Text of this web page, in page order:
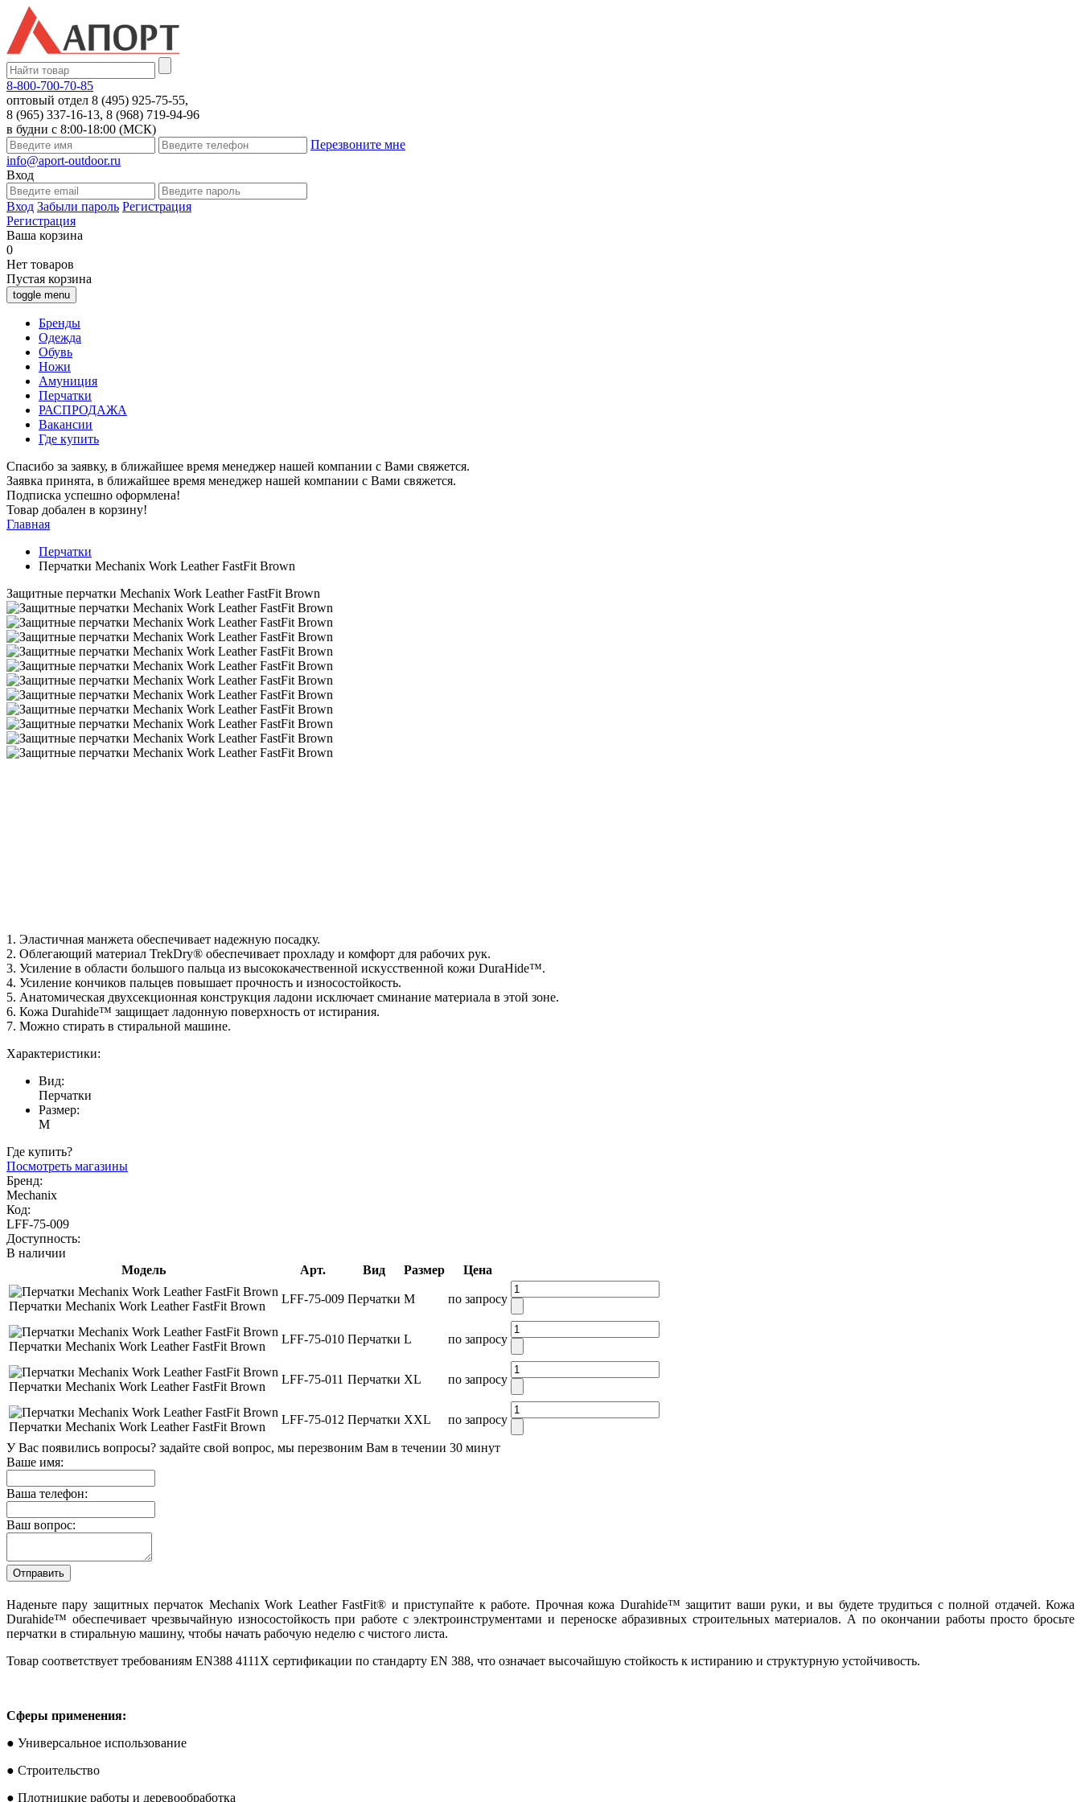
8-800-700-70-85
оптовый отдел 8 (495) 925-75-55,
8 (965) 337-16-13, 8 (968) 719-94-96
в будни с 8:00-18:00 (МСК)
Перезвоните мне
info@aport-outdoor.ru
Вход
Вход Забыли пароль Регистрация
Регистрация
Ваша корзина
0
Нет товаров
Пустая корзина
toggle menu
Бренды
Одежда
Обувь
Ножи
Амуниция
Перчатки
РАСПРОДАЖА
Вакансии
Где купить
Спасибо за заявку, в ближайшее время менеджер нашей компании с Вами свяжется.
Заявка принята, в ближайшее время менеджер нашей компании с Вами свяжется.
Подписка успешно оформлена!
Товар добален в корзину!
Главная
Перчатки
Перчатки Mechanix Work Leather FastFit Brown
Защитные перчатки Mechanix Work Leather FastFit Brown
1. Эластичная манжета обеспечивает надежную посадку.
2. Облегающий материал TrekDry® обеспечивает прохладу и комфорт для рабочих рук.
3. Усиление в области большого пальца из высококачественной искусственной кожи DuraHide™.
4. Усиление кончиков пальцев повышает прочность и износостойкость.
5. Анатомическая двухсекционная конструкция ладони исключает сминание материала в этой зоне.
6. Кожа Durahide™ защищает ладонную поверхность от истирания.
7. Можно стирать в стиральной машине.
Характеристики:
Вид:
Перчатки
Размер:
M
Где купить?
Посмотреть магазины
Бренд:
Mechanix
Код:
LFF-75-009
Доступность:
В наличии
Модель
Арт. Вид Размер Цена
Перчатки Mechanix Work Leather FastFit Brown
LFF-75-009 Перчатки M по запросу
Перчатки Mechanix Work Leather FastFit Brown
LFF-75-010 Перчатки L по запросу
Перчатки Mechanix Work Leather FastFit Brown
LFF-75-011 Перчатки XL по запросу
Перчатки Mechanix Work Leather FastFit Brown
LFF-75-012 Перчатки XXL по запросу
У Вас появились вопросы? задайте свой вопрос, мы перезвоним Вам в течении 30 минут
Ваше имя:
Ваша телефон:
Ваш вопрос:
Наденьте пару защитных перчаток Mechanix Work Leather FastFit® и приступайте к работе. Прочная кожа Durahide™ защитит ваши руки, и вы будете трудиться с полной отдачей. Кожа
Durahide™ обеспечивает чрезвычайную износостойкость при работе с электроинструментами и переноске абразивных строительных материалов. А по окончании работы просто бросьте
перчатки в стиральную машину, чтобы начать рабочую неделю с чистого листа.
Товар соответствует требованиям EN388 4111X сертификации по стандарту EN 388, что означает высочайшую стойкость к истиранию и структурную устойчивость.
Сферы применения:
● Универсальное использование
● Строительство
● Плотницкие работы и деревообработка